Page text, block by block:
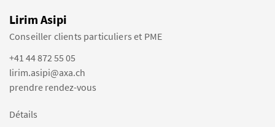
Lirim Asipi
Conseiller clients particuliers et PME
+41 44 872 55 05
lirim.asipi@axa.ch
prendre rendez-vous
Détails